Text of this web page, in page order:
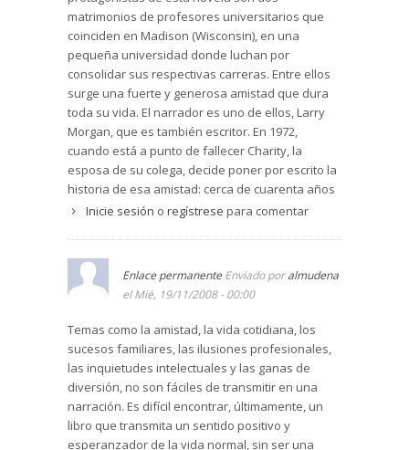
matrimonios de profesores universitarios que
coinciden en Madison (Wisconsin), en una
pequeña universidad donde luchan por
consolidar sus respectivas carreras. Entre ellos
surge una fuerte y generosa amistad que dura
toda su vida. El narrador es uno de ellos, Larry
Morgan, que es también escritor. En 1972,
cuando está a punto de fallecer Charity, la
esposa de su colega, decide poner por escrito la
historia de esa amistad: cerca de cuarenta años
repletos de alegrías. Larry centra su narración en
trabajo, la familia, las ganas de diversión, los
sucesos familiares, las inquietudes intelectuales.
El autor, que se inspiró en sucesos de su vida, ha
sabido describir esa actitud con un tono elegante
y exquisito, el apropiado para penetrar en la
sólida personalidad de estos atrayentes
personajes.
Inicie sesión o regístrese para comentar
Enlace permanente Enviado poralmudena
el Mié, 19/11/2008 - 00:00
Temas como la amistad, la vida cotidiana, los
sucesos familiares, las ilusiones profesionales,
las inquietudes intelectuales y las ganas de
diversión, no son fáciles de transmitir en una
narración. Es difícil encontrar, últimamente, un
libro que transmita un sentido positivo y
esperanzador de la vida normal, sin ser una